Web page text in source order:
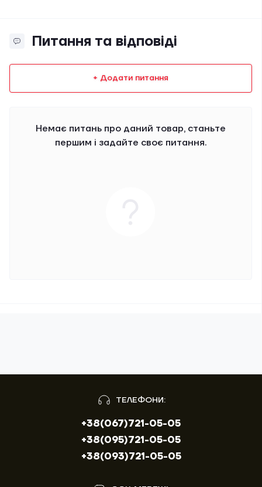
Питання та відповіді
+ Додати питання
Немає питань про даний товар, станьте
першим і задайте своє питання.
ТЕЛЕФОНИ:
+38(067)721-05-05
+38(095)721-05-05
+38(093)721-05-05